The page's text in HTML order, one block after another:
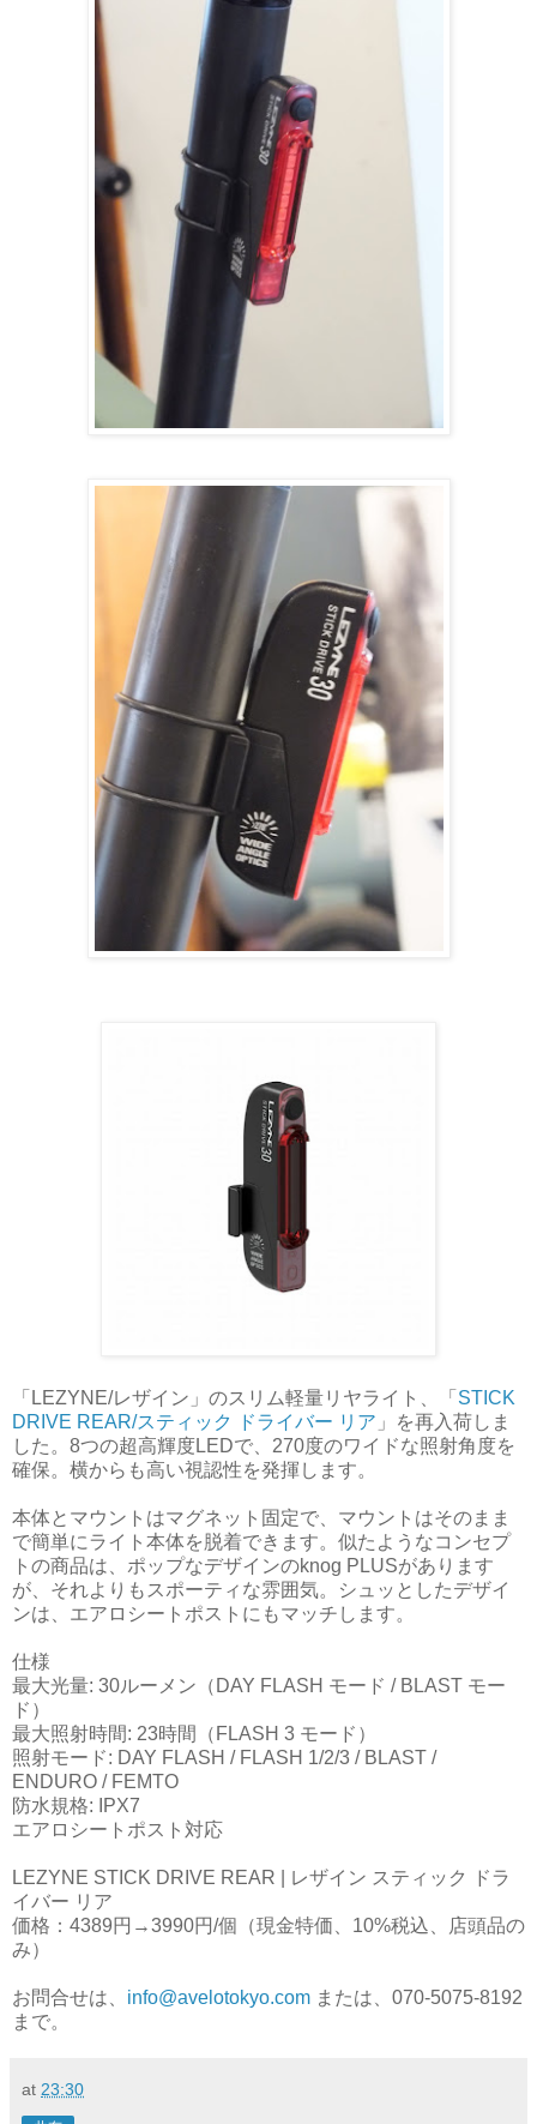
「LEZYNE/レザイン」のスリム軽量リヤライト、「 STICK
DRIVE REAR/スティック ドライバー リア 」を再入荷しま
した。8つの超高輝度LEDで、270度のワイドな照射角度を
確保。横からも高い視認性を発揮します。
本体とマウントはマグネット固定で、マウントはそのまま
で簡単にライト本体を脱着できます。似たようなコンセプ
トの商品は、ポップなデザインのknog PLUSがあります
が、それよりもスポーティな雰囲気。シュッとしたデザイ
ンは、エアロシートポストにもマッチします。
仕様
最大光量: 30ルーメン（DAY FLASH モード / BLAST モー
ド）
最大照射時間: 23時間（FLASH 3 モード）
照射モード: DAY FLASH / FLASH 1/2/3 / BLAST /
ENDURO / FEMTO
防水規格: IPX7
エアロシートポスト対応
LEZYNE STICK DRIVE REAR | レザイン スティック ドラ
イバー リア
価格：4389円→3990円/個（現金特価、10%税込、店頭品の
み）
お問合せは、 info@avelotokyo.com または、070-5075-8192
まで。
at 23:30